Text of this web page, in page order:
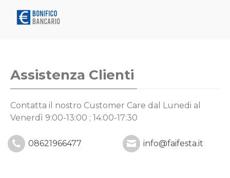
Assistenza Clienti
Contatta il nostro Customer Care dal Lunedi al
Venerdì 9:00-13:00 ; 14:00-17:30
08621966477 info@faifesta.it